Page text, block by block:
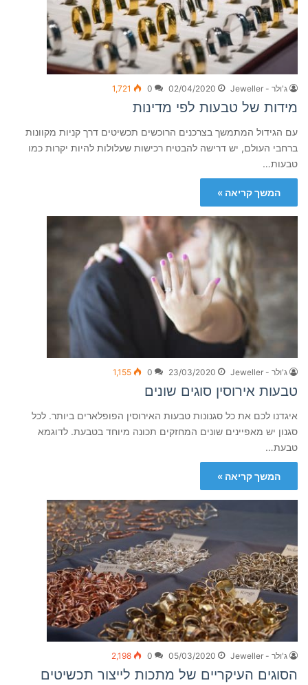
ג'ולר - Jeweller 02/04/2020
0
1,721
מידות של טבעות לפי מדינות
עם הגידול המתמשך בצרכנים הרוכשים תכשיטים דרך קניות מקוונות
ברחבי העולם, יש דרישה להבטיח רכישות שעלולות להיות יקרות כמו
טבעות…
המשך קריאה »
ג'ולר - Jeweller 23/03/2020
0
1,155
טבעות אירוסין סוגים שונים
איגדנו לכם את כל סגנונות טבעות האירוסין הפופלארים ביותר. לכל
סגנון יש מאפיינים שונים המחזקים תכונה מיוחד בטבעת. לדוגמא
טבעת…
המשך קריאה »
ג'ולר - Jeweller 05/03/2020
0
2,198
הסוגים העיקריים של מתכות לייצור תכשיטים